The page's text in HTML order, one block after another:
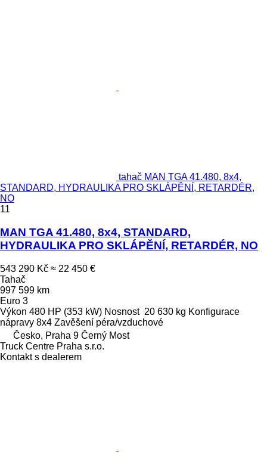
tahač MAN TGA 41.480, 8x4,
STANDARD, HYDRAULIKA PRO SKLÁPĚNÍ, RETARDÉR,
NO
11
MAN TGA 41.480, 8x4, STANDARD,
HYDRAULIKA PRO SKLÁPĚNÍ, RETARDÉR, NO
543 290 Kč ≈ 22 450 €
Tahač
997 599 km
Euro 3
Výkon 480 HP (353 kW) Nosnost 20 630 kg Konfigurace
nápravy 8x4 Zavěšení péra/vzduchové
Česko, Praha 9 Černý Most
Truck Centre Praha s.r.o.
Kontakt s dealerem